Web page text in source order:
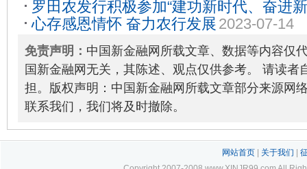
罗田农发行积极参加“建功新时代、奋进
2023-03-28
心存感恩情怀 奋力农行发展 2023-07-14
免责声明： 中国新金融网所载文章、数据等内容仅
国新金融网无关，其陈述、观点仅供参考。 请读者
担。版权声明：中国新金融网所载文章部分来源网
联系我们，我们将及时撤除。
网站首页| 关于我们